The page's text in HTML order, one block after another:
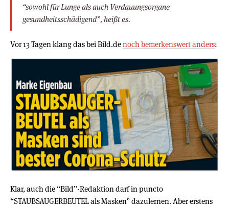
“sowohl für Lunge als auch Verdauungsorgane
gesundheitsschädigend”, heißt es.
Vor 13 Tagen klang das bei Bild.denoch bemerkenswert anders:
Klar, auch die “Bild”-Redaktion darf in puncto
“STAUBSAUGERBEUTEL als Masken” dazulernen. Aber erstens